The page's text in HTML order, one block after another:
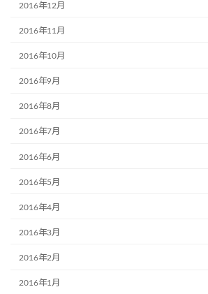
2016年12月
2016年11月
2016年10月
2016年9月
2016年8月
2016年7月
2016年6月
2016年5月
2016年4月
2016年3月
2016年2月
2016年1月